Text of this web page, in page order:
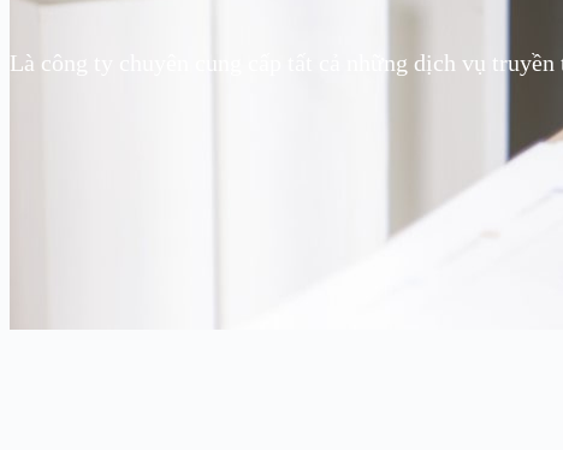
Là công ty chuyên cung cấp tất cả những dịch vụ